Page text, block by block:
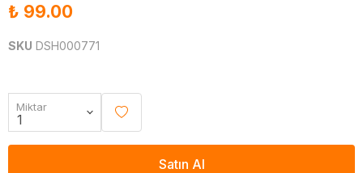
₺ 99.00
SKU DSH000771
Miktar
Satın Al